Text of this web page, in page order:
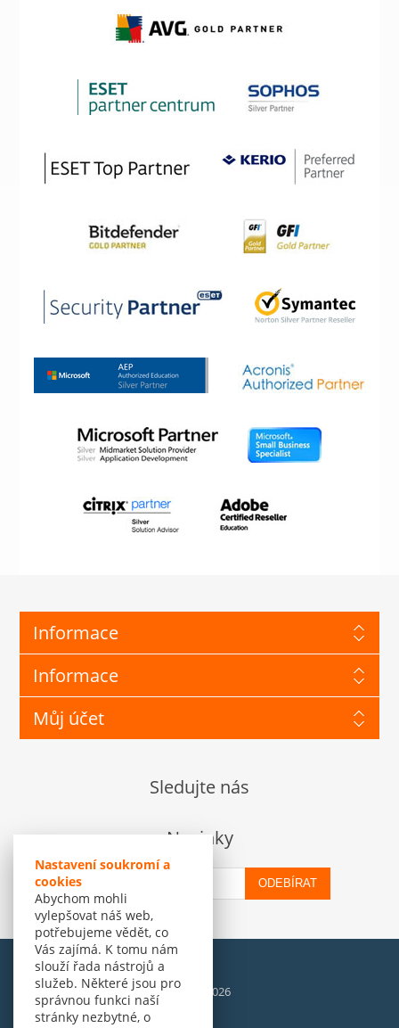
Nastavení soukromí a
cookies
Abychom mohli
vylepšovat náš web,
potřebujeme vědět, co
Vás zajímá. K tomu nám
slouží řada nástrojů a
služeb. Některé jsou pro
správnou funkci naší
stránky nezbytné, o
Informace
Informace
Můj účet
Sledujte nás
Novinky
ODEBÍRAT
© Amenit Software Solutions, 1998 - 2026
Powered bynopCommerce